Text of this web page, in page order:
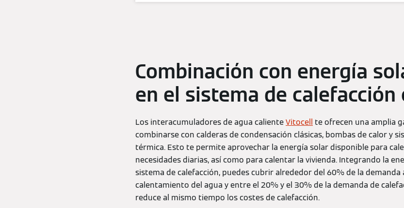
Combinación con energía
en el sistema de calefacción
Los interacumuladores de agua calienteVitocell
te ofrecen una amplia
combinarse con calderas de condensación clásicas, bombas de calor y
térmica. Esto te permite aprovechar la energía solar disponible para
necesidades diarias, así como para calentar la vivienda. Integrando la
sistema de calefacción, puedes cubrir alrededor del 60% de la demanda
calentamiento del agua y entre el 20% y el 30% de la demanda de
reduce al mismo tiempo los costes de calefacción.